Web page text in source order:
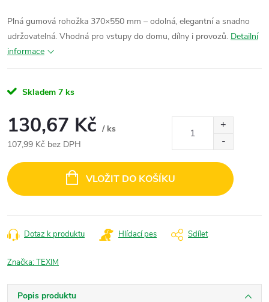
Plná gumová rohožka 370×550 mm – odolná, elegantní a snadno
udržovatelná. Vhodná pro vstupy do domu, dílny i provozů. Detailní
informace
Skladem 7 ks
130,67 Kč / ks
107,99 Kč bez DPH
cena:
VLOŽIT DO KOŠÍKU
Dotaz k produktu Hlídací pes Sdílet
Značka:TEXIM
Popis produktu